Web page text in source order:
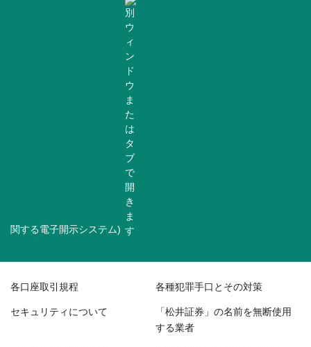
関する電子開示システム)
各口座取引規程 各種犯罪手口とその対策
セキュリティについて 「松井証券」の名前を無断使用
する業者